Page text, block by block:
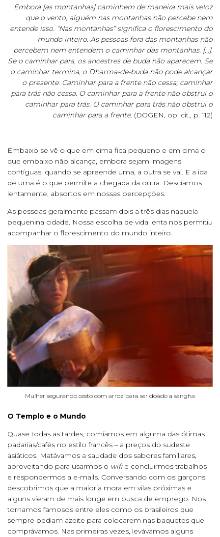
Embora [as montanhas] caminhem de maneira mais veloz
que o vento, alguém nas montanhas não percebe nem
entende isso. “Nas montanhas” significa o florescimento do
mundo inteiro. As pessoas fora das montanhas não
percebem nem entendem o caminhar das montanhas. […].
Se o caminhar para, os ancestres de buda não aparecem. Se
o caminhar termina, o Dharma-de-buda não pode alcançar
o presente. Caminhar para a frente não cessa; caminhar
para trás não cessa. O caminhar para a frente não obstrui o
caminhar para trás. O caminhar para trás não obstrui o
caminhar para a frente. (DOGEN, op. cit., p. 112)
Embaixo se vê o que em cima fica pequeno e em cima o
que embaixo não alcança, embora sejam imagens
contíguas, quando se apreende uma, a outra se vai. E a ida
de uma é o que permite a chegada da outra. Descíamos
lentamente, absortos em nossas percepções.
As pessoas geralmente passam dois a três dias naquela
pequenina cidade. Nossa escolha de vida lenta nos permitiu
acompanhar o florescimento do mundo inteiro.
Mulher segurando cesto com arroz para ser doado a sangha
O Templo e o Mundo
Quase todas as tardes, comíamos em alguma das ótimas
padarias/cafés no estilo francês – a preços do sudeste
asiáticos. Matávamos a saudade dos sabores familiares,
aproveitando para usarmos o wifie concluirmos trabalhos
e respondermos a e-mails. Conversando com os garçons,
descobrimos que a maioria mora em vilas próximas e
alguns vieram de mais longe em busca de emprego. Nos
tornamos famosos entre eles como os brasileiros que
sempre pediam azeite para colocarem nas baquetes que
comprávamos. Nas primeiras vezes, levávamos alguns